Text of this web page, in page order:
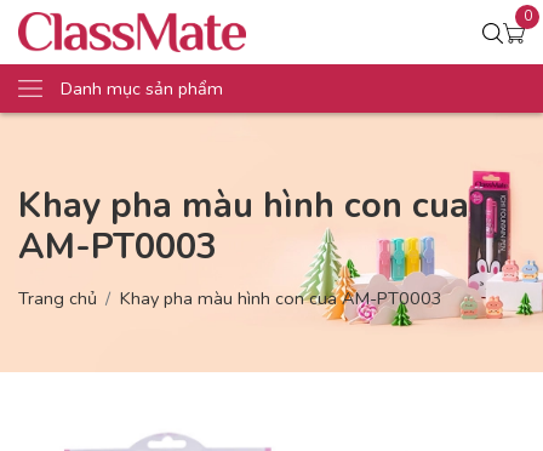
0
Danh mục sản phẩm
Khay pha màu hình con cua
AM-PT0003
Trang chủ Khay pha màu hình con cua AM-PT0003